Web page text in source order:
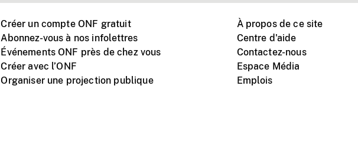
Créer un compte ONF gratuit
Abonnez-vous à nos infolettres
Événements ONF près de chez vous
Créer avec l’ONF
Organiser une projection publique
À propos de ce site
Centre d'aide
Contactez-nous
Espace Média
Emplois